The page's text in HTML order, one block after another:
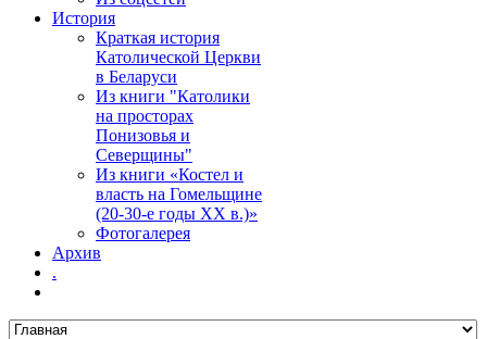
История
Краткая история
Католической Церкви
в Беларуси
Из книги "Католики
на просторах
Понизовья и
Северщины"
Из книги «Костел и
власть на Гомельщине
(20-30-е годы ХХ в.)»
Фотогалерея
Архив
.